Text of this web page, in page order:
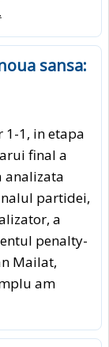
sansa:
1-1, in etapa
final a
analizata
partidei,
a
penalty-
Mailat,
am